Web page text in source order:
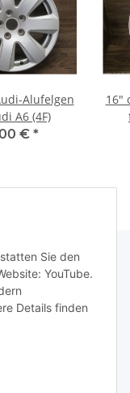
Sie den
YouTube.
Details finden
Alufelgen
A6 (4F)
€ *
16"